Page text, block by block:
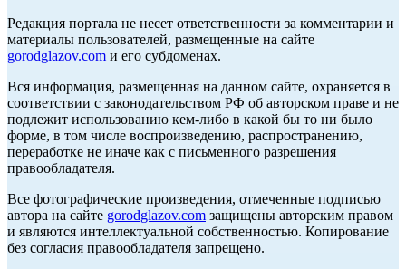
Редакция портала не несет ответственности за комментарии и
материалы пользователей, размещенные на сайте
gorodglazov.com и его субдоменах.
Вся информация, размещенная на данном сайте, охраняется в
соответствии с законодательством РФ об авторском праве и не
подлежит использованию кем-либо в какой бы то ни было
форме, в том числе воспроизведению, распространению,
переработке не иначе как с письменного разрешения
правообладателя.
Все фотографические произведения, отмеченные подписью
автора на сайте gorodglazov.com защищены авторским правом
и являются интеллектуальной собственностью. Копирование
без согласия правообладателя запрещено.